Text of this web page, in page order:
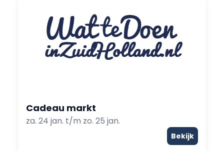
Cadeau markt
za. 24 jan. t/m zo. 25 jan.
Bekijk